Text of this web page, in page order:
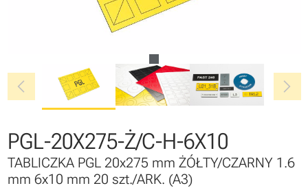
chevron_left chevron_right
PGL-20X275-Ż/C-H-6X10
TABLICZKA PGL 20x275 mm ŻÓŁTY/CZARNY 1.6
mm 6x10 mm 20 szt./ARK. (A3)